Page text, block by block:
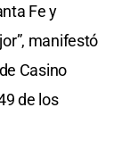
Fe y
manifestó
Casino
de los